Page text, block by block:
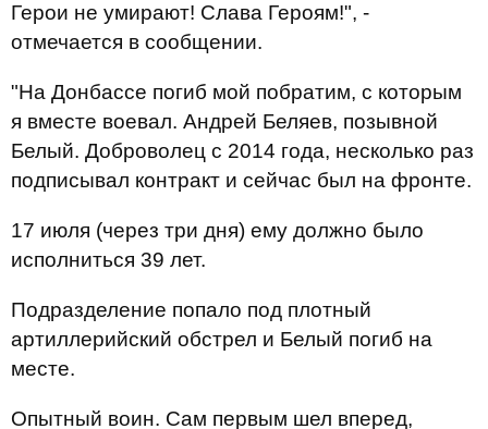
Герои не умирают! Слава Героям!", -
отмечается в сообщении.
"На Донбассе погиб мой побратим, с которым
я вместе воевал. Андрей Беляев, позывной
Белый. Доброволец с 2014 года, несколько раз
подписывал контракт и сейчас был на фронте.
17 июля (через три дня) ему должно было
исполниться 39 лет.
Подразделение попало под плотный
артиллерийский обстрел и Белый погиб на
месте.
Опытный воин. Сам первым шел вперед,